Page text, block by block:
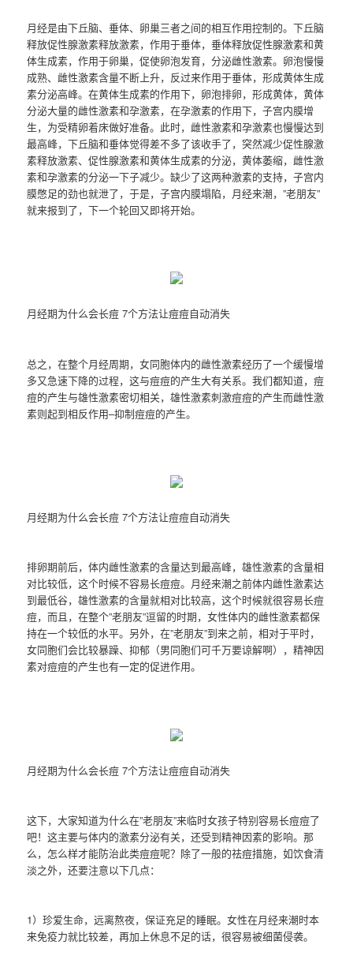
月经是由下丘脑、垂体、卵巢三者之间的相互作用控制的。下丘脑
释放促性腺激素释放激素，作用于垂体，垂体释放促性腺激素和黄
体生成素，作用于卵巢，促使卵泡发育，分泌雌性激素。卵泡慢慢
成熟、雌性激素含量不断上升，反过来作用于垂体，形成黄体生成
素分泌高峰。在黄体生成素的作用下，卵泡排卵，形成黄体，黄体
分泌大量的雌性激素和孕激素，在孕激素的作用下，子宫内膜增
生，为受精卵着床做好准备。此时，雌性激素和孕激素也慢慢达到
最高峰，下丘脑和垂体觉得差不多了该收手了，突然减少促性腺激
素释放激素、促性腺激素和黄体生成素的分泌，黄体萎缩，雌性激
素和孕激素的分泌一下子减少。缺少了这两种激素的支持，子宫内
膜憋足的劲也就泄了，于是，子宫内膜塌陷，月经来潮，”老朋友”
就来报到了，下一个轮回又即将开始。
月经期为什么会长痘 7个方法让痘痘自动消失
总之，在整个月经周期，女同胞体内的雌性激素经历了一个缓慢增
多又急速下降的过程，这与痘痘的产生大有关系。我们都知道，痘
痘的产生与雄性激素密切相关，雄性激素刺激痘痘的产生而雌性激
素则起到相反作用–抑制痘痘的产生。
月经期为什么会长痘 7个方法让痘痘自动消失
排卵期前后，体内雌性激素的含量达到最高峰，雄性激素的含量相
对比较低，这个时候不容易长痘痘。月经来潮之前体内雌性激素达
到最低谷，雄性激素的含量就相对比较高，这个时候就很容易长痘
痘，而且，在整个”老朋友”逗留的时期，女性体内的雌性激素都保
持在一个较低的水平。另外，在”老朋友”到来之前，相对于平时，
女同胞们会比较暴躁、抑郁（男同胞们可千万要谅解啊），精神因
素对痘痘的产生也有一定的促进作用。
月经期为什么会长痘 7个方法让痘痘自动消失
这下，大家知道为什么在”老朋友”来临时女孩子特别容易长痘痘了
吧！这主要与体内的激素分泌有关，还受到精神因素的影响。那
么，怎么样才能防治此类痘痘呢？除了一般的祛痘措施，如饮食清
淡之外，还要注意以下几点：
1）珍爱生命，远离熬夜，保证充足的睡眠。女性在月经来潮时本
来免疫力就比较差，再加上休息不足的话，很容易被细菌侵袭。